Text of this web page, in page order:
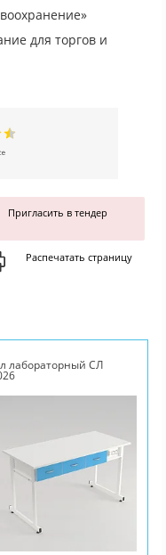
для торгов и
Пригласить в тендер
Распечатать страницу
лабораторный СЛ